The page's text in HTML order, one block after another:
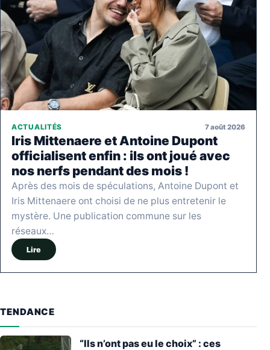
ACTUALITÉS 7 août 2026
Iris Mittenaere et Antoine Dupont
officialisent enfin : ils ont joué avec
nos nerfs pendant des mois !
Après des mois de spéculations, Antoine Dupont et
Iris Mittenaere ont choisi de ne plus entretenir le
mystère. Une publication commune sur les
réseaux…
Lire
TENDANCE
“Ils n’ont pas eu le choix” : ces